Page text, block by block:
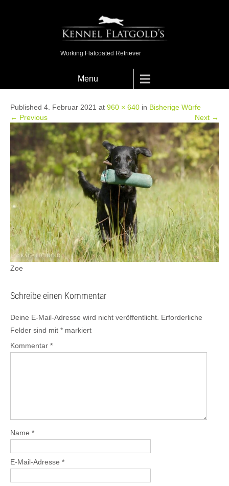
Working Flatcoated Retriever
Menu
Published 4. Februar 2021 at 960 × 640 in Bisherige Würfe
← Previous
Next →
Zoe
Schreibe einen Kommentar
Deine E-Mail-Adresse wird nicht veröffentlicht. Erforderliche
Felder sind mit * markiert
Kommentar *
Name *
E-Mail-Adresse *